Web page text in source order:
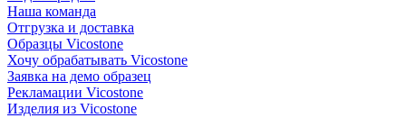
Наша команда
Отгрузка и доставка
Образцы Vicostone
Хочу обрабатывать Vicostone
Заявка на демо образец
Рекламации Vicostone
Изделия из Vicostone